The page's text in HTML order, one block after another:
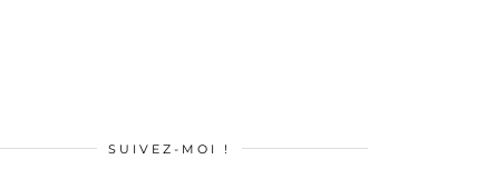
SUIVEZ-MOI !